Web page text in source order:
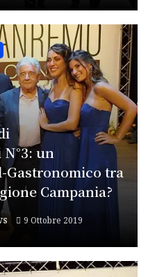
un
Gastronomico tra
Campania?
9 Ottobre 2019